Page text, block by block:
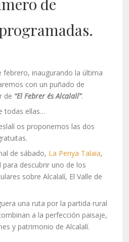
de
febrero, inaugurando la última
con un puñado de
de “El Febrer és Alcalalí”.
todas ellas…
os proponemos las dos
de sábado, La Penya Talaia,
descubrir uno de los
sobre Alcalalí, El Valle de
una ruta por la partida rural
a la perfección paisaje,
y patrimonio de Alcalalí.